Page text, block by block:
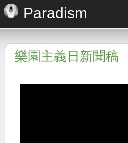
Paradism
樂園主義日新聞稿